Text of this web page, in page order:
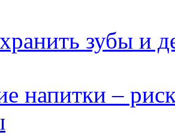
зубы и
напитки –